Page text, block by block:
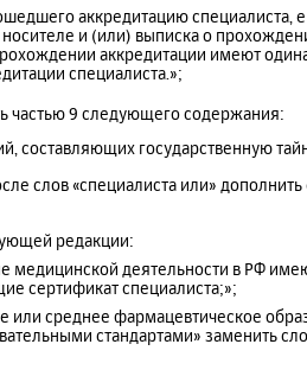
аккредитацию специалиста,
и (или) выписка о
аккредитации имеют
специалиста.»;
частью 9 следующего содержания:
составляющих государственную
слов «специалиста или»
редакции:
медицинской деятельности в РФ
сертификат специалиста;»;
или среднее фармацевтическое
стандартами» заменить